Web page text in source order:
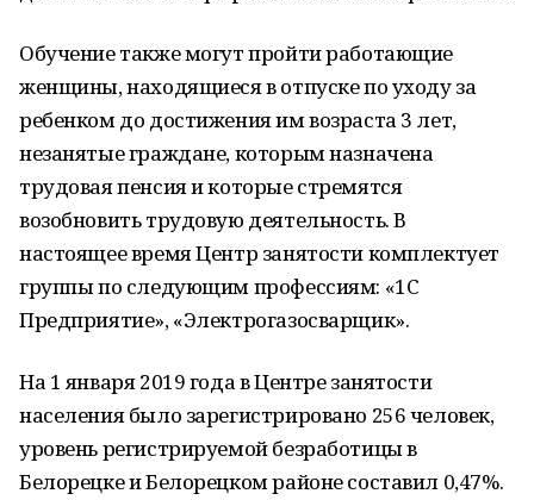
Обучение также могут пройти работающие
женщины, находящиеся в отпуске по уходу за
ребенком до достижения им возраста 3 лет,
незанятые граждане, которым назначена
трудовая пенсия и которые стремятся
возобновить трудовую деятельность. В
настоящее время Центр занятости комплектует
группы по следующим профессиям: «1С
Предприятие», «Электрогазосварщик».
На 1 января 2019 года в Центре занятости
населения было зарегистрировано 256 человек,
уровень регистрируемой безработицы в
Белорецке и Белорецком районе составил 0,47%.